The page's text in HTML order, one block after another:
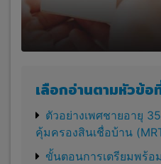
เลือกอ่านตามหัวข้อ
ตัวอย่างเพศชายอายุ
คุ้มครองสินเชื่อบ้าน
ขั้นตอนการเตรียมพร้อ